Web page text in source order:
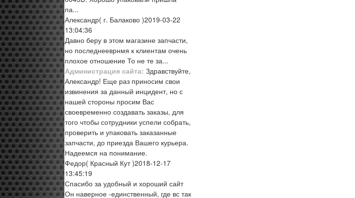
па...
Александр( г. Балаково )2019-03-22
13:04:36
Давно беру в этом магазине запчасти,
но последнееврнмя к клиентам очень
плохое отношение То не те за...
Администрация сайта: Здравствуйте,
Александр! Еще раз приносим свои
извинения за данный инцидент, но с
нашей стороны просим Вас
своевременно создавать заказы, для
того чтобы сотрудники успели собрать,
проверить и упаковать заказанные
запчасти, до приезда Вашего курьера.
Надеемся на понимание.
Федор( Красный Кут )2018-12-17
13:45:19
Спасибо за удобный и хороший сайт
Он наверное -единственный, где вс так